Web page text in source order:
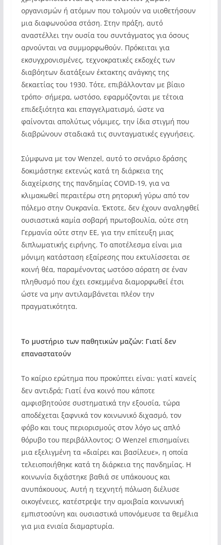
οργανισμών ή ατόμων που τολμούν να υιοθετήσουν
μια διαφωνούσα στάση. Στην πράξη, αυτό
αναστέλλει την ουσία του συντάγματος για όσους
αρνούνται να συμμορφωθούν. Πρόκειται για
εκσυγχρονισμένες, τεχνοκρατικές εκδοχές των
διαβόητων διατάξεων έκτακτης ανάγκης της
δεκαετίας του 1930. Τότε, επιβάλλονταν με βίαιο
τρόπο· σήμερα, ωστόσο, εφαρμόζονται με τέτοια
επιδεξιότητα και επαγγελματισμό, ώστε να
φαίνονται απολύτως νόμιμες, την ίδια στιγμή που
διαβρώνουν σταδιακά τις συνταγματικές εγγυήσεις.
Σύμφωνα με τον Wenzel, αυτό το σενάριο δράσης
δοκιμάστηκε εκτενώς κατά τη διάρκεια της
διαχείρισης της πανδημίας COVID-19, για να
κλιμακωθεί περαιτέρω στη ρητορική γύρω από τον
πόλεμο στην Ουκρανία. Έκτοτε, δεν έχουν αναληφθεί
ουσιαστικά καμία σοβαρή πρωτοβουλία, ούτε στη
Γερμανία ούτε στην ΕΕ, για την επίτευξη μιας
διπλωματικής ειρήνης. Το αποτέλεσμα είναι μια
μόνιμη κατάσταση εξαίρεσης που εκτυλίσσεται σε
κοινή θέα, παραμένοντας ωστόσο αόρατη σε έναν
πληθυσμό που έχει εσκεμμένα διαμορφωθεί έτσι
ώστε να μην αντιλαμβάνεται πλέον την
πραγματικότητα.
Το μυστήριο των παθητικών μαζών: Γιατί δεν
επαναστατούν
Το καίριο ερώτημα που προκύπτει είναι: γιατί κανείς
δεν αντιδρά; Γιατί ένα κοινό που κάποτε
αμφισβητούσε συστηματικά την εξουσία, τώρα
αποδέχεται ξαφνικά τον κοινωνικό διχασμό, τον
φόβο και τους περιορισμούς στον λόγο ως απλό
θόρυβο του περιβάλλοντος; Ο Wenzel επισημαίνει
μια εξελιγμένη τα «διαίρει και βασίλευε», η οποία
τελειοποιήθηκε κατά τη διάρκεια της πανδημίας. Η
κοινωνία διχάστηκε βαθιά σε υπάκουους και
ανυπάκουους. Αυτή η τεχνητή πόλωση διέλυσε
οικογένειες, κατέστρεψε την αμοιβαία κοινωνική
εμπιστοσύνη και ουσιαστικά υπονόμευσε τα θεμέλια
για μια ενιαία διαμαρτυρία.